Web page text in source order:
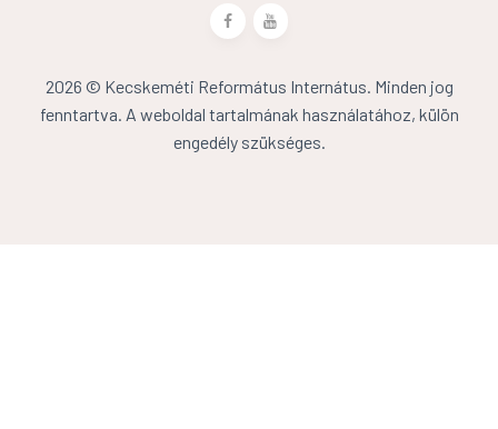
2026 © Kecskeméti Református Internátus. Minden jog
fenntartva. A weboldal tartalmának használatához, külön
engedély szükséges.